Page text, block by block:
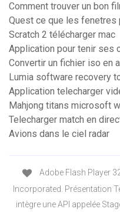
Comment trouver un bon
Quest ce que les fenetres
Scratch 2 télécharger mac
Application pour tenir ses
Convertir un fichier iso en
Lumia software recovery
Application telecharger
Mahjong titans microsoft
Telecharger match en
Avions dans le ciel radar
Adobe Flash Player
Incorporated. Présentation
intègre une API appelée